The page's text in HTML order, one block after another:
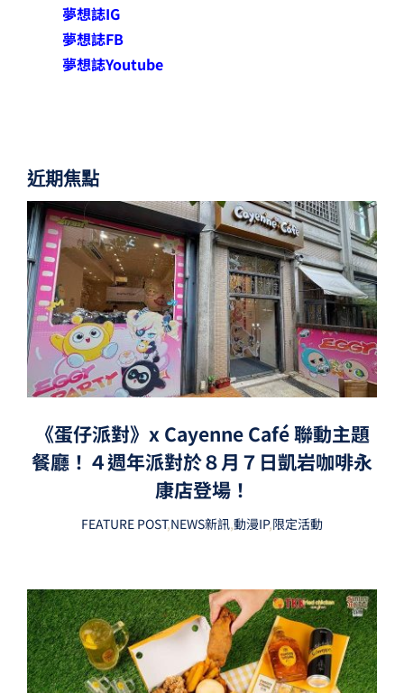
夢想誌IG
夢想誌FB
夢想誌Youtube
近期焦點
《蛋仔派對》x Cayenne Café 聯動主題
餐廳！４週年派對於８月７日凱岩咖啡永
康店登場！
FEATURE POST,NEWS新訊,動漫IP,限定活動